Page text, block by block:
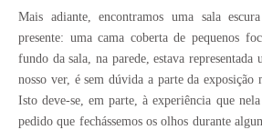
Mais adiante, encontramos uma sala
presente: uma cama coberta de pequenos
fundo da sala, na parede, estava representada
nosso ver, é sem dúvida a parte da exposição
Isto deve-se, em parte, à experiência que
pedido que fechássemos os olhos durante